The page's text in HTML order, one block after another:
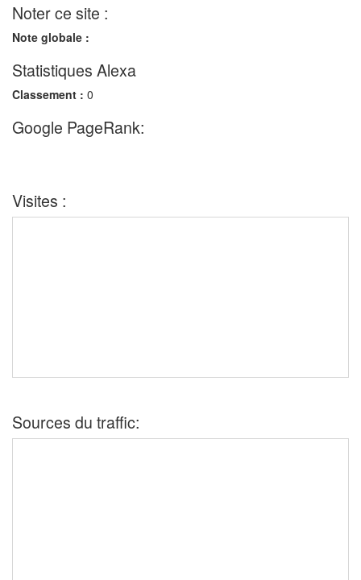
Noter ce site :
Note globale :
Statistiques Alexa
Classement : 0
Google PageRank:
Visites :
Sources du traffic: